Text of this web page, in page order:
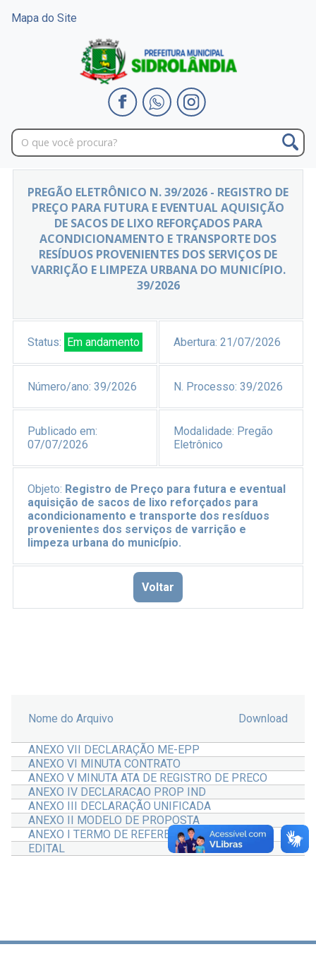
Mapa do Site
PREGÃO ELETRÔNICO N. 39/2026 - REGISTRO DE
PREÇO PARA FUTURA E EVENTUAL AQUISIÇÃO
DE SACOS DE LIXO REFORÇADOS PARA
ACONDICIONAMENTO E TRANSPORTE DOS
RESÍDUOS PROVENIENTES DOS SERVIÇOS DE
VARRIÇÃO E LIMPEZA URBANA DO MUNICÍPIO.
39/2026
Status: Em andamento Abertura: 21/07/2026
Número/ano: 39/2026 N. Processo: 39/2026
Publicado em:
07/07/2026
Modalidade: Pregão
Eletrônico
Objeto: Registro de Preço para futura e eventual
aquisição de sacos de lixo reforçados para
acondicionamento e transporte dos resíduos
provenientes dos serviços de varrição e
limpeza urbana do município.
Voltar
Nome do Arquivo Download
ANEXO VII DECLARAÇÃO ME-EPP
ANEXO VI MINUTA CONTRATO
ANEXO V MINUTA ATA DE REGISTRO DE PRECO
ANEXO IV DECLARACAO PROP IND
ANEXO III DECLARAÇÃO UNIFICADA
ANEXO II MODELO DE PROPOSTA
ANEXO I TERMO DE REFERENCIA
EDITAL